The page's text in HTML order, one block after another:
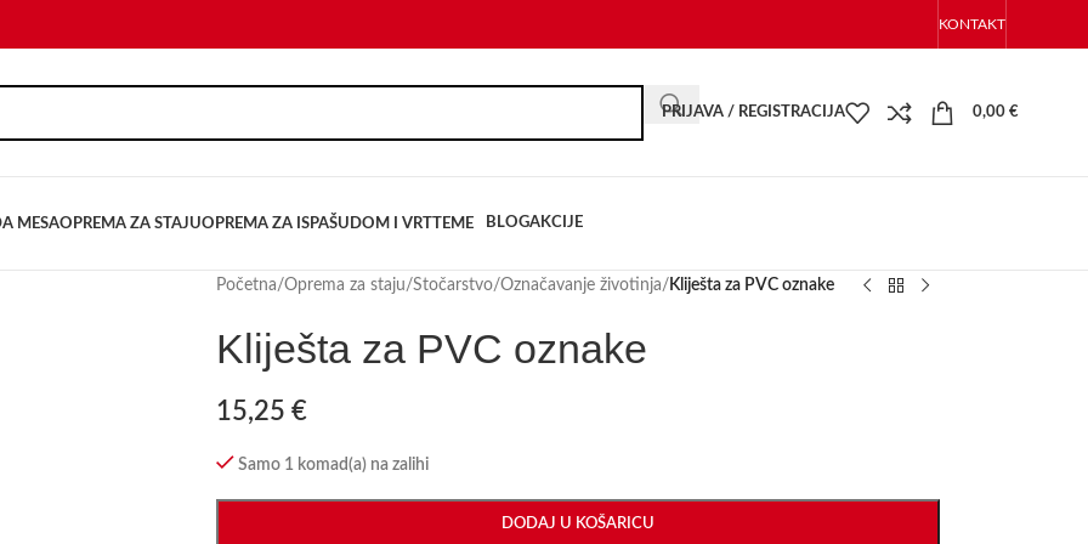
KONTAKT
PRIJAVA / REGISTRACIJA 0,00 €
MESAOPREMA ZA STAJUOPREMA ZA ISPAŠU DOM I VRTTEME BLOGAKCIJE
Početna/Oprema za staju/Stočarstvo/Označavanje životinja/ Kliješta za PVC oznake
Kliješta za PVC oznake
15,25 €
Samo 1 komad(a) na zalihi
DODAJ U KOŠARICU